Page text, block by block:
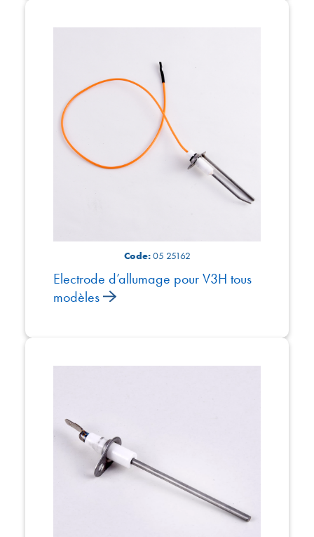
Code:05 25162
Electrode d’allumage pour V3H tous
modèles